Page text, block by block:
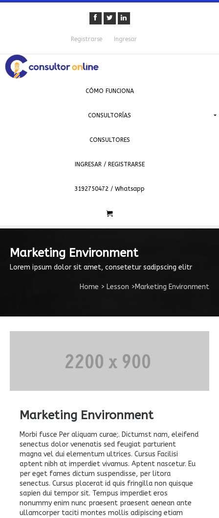
Registrarse Ingresar
CÓMO FUNCIONA
CONSULTORÍAS
CONSULTORES
INGRESAR / REGISTRARSE
3192750472 / Whatsapp
Marketing Environment
Lorem ipsum dolor sit amet, consetetur sadipscing elitr
Home > Lesson >Marketing Environment
Marketing Environment
Morbi fusce Per aliquam curae;. Dictumst nam, eleifend
senectus dolor venenatis sed feugiat parturient
magna vel dui elementum ultrices. Cursus Facilisi
aptent nibh at imperdiet vivamus. Aptent nascetur. Eu
per eget fames dictum suspendisse, per litora
senectus. Cursus placerat id quis fringilla non quisque
sapien dui tempor sit. Tempus imperdiet eros
nonummy enim nunc praesent praesent aenean ante
ullamcorper taciti montes mollis adipiscing etiam